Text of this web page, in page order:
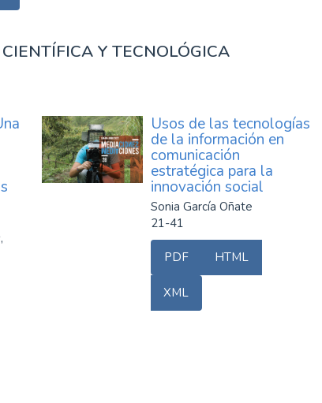
Y TECNOLÓGICA
Usos de las tecnologías
de la información en
comunicación
estratégica para la
innovación social
Sonia García Oñate
21-41
PDF HTML
XML